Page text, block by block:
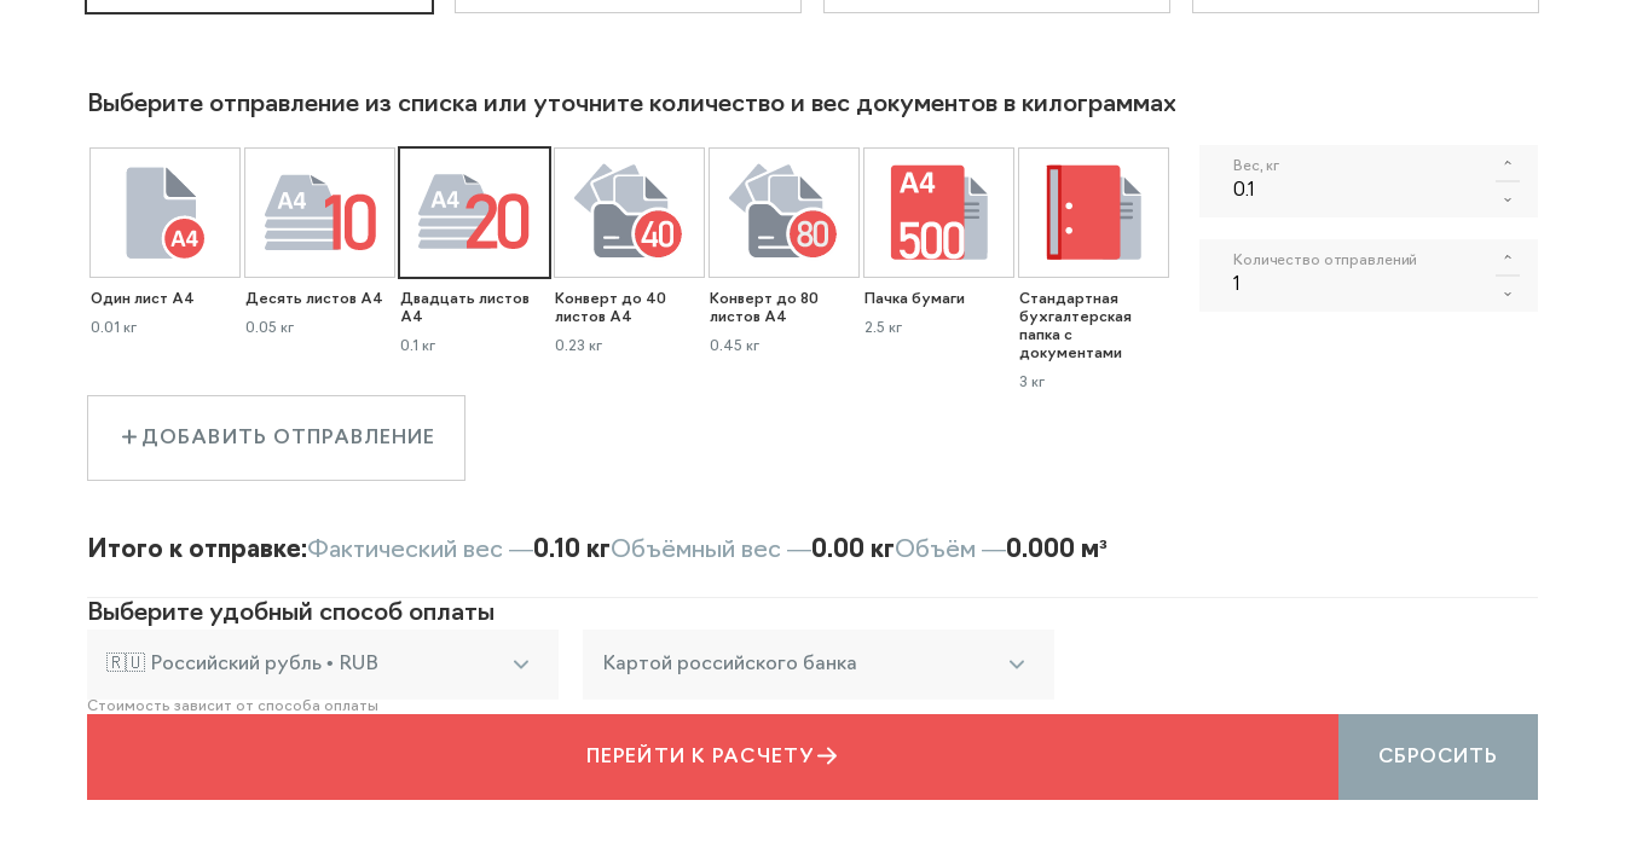
Выберите отправление из списка или уточните количество и вес документов в килограммах
Один лист А4
0.01 кг
Десять листов А4
0.05 кг
Двадцать листов
А4
0.1 кг
Конверт до 40
листов А4
0.23 кг
Конверт до 80
листов А4
0.45 кг
Пачка бумаги
2.5 кг
Стандартная
бухгалтерская
папка с
документами
3 кг
Вес, кг
Количество отправлений
ДОБАВИТЬ ОТПРАВЛЕНИЕ
Итого к отправке:Фактический вес —0.10 кгОбъёмный вес —0.00 кгОбъём —0.000 м³
Выберите удобный способ оплаты
🇷🇺 Российский рубль • RUB Картой российского банка
Стоимость зависит от способа оплаты
ПЕРЕЙТИ К РАСЧЕТУ СБРОСИТЬ